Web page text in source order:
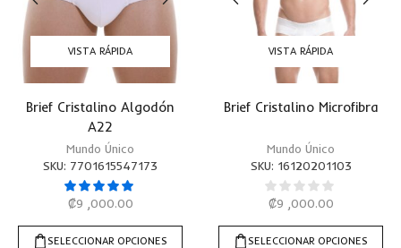
VISTA RÁPIDA
Brief Cristalino Algodón
A22
Mundo Único
SKU: 7701615547173
₡9 ,000.00
SELECCIONAR OPCIONES
VISTA RÁPIDA
Brief Cristalino Microfibra
Mundo Único
SKU: 16120201103
₡9 ,000.00
SELECCIONAR OPCIONES